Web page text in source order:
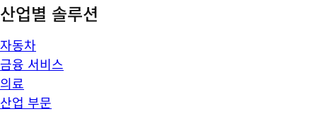
산업별 솔루션
자동차
금융 서비스
의료
산업 부문